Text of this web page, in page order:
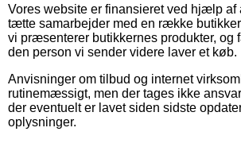
Vores website er finansieret ved hjælp af
tætte samarbejder med en række
vi præsenterer butikkernes produkter, og
den person vi sender videre laver et køb.
Anvisninger om tilbud og internet
rutinemæssigt, men der tages ikke
der eventuelt er lavet siden sidste
oplysninger.